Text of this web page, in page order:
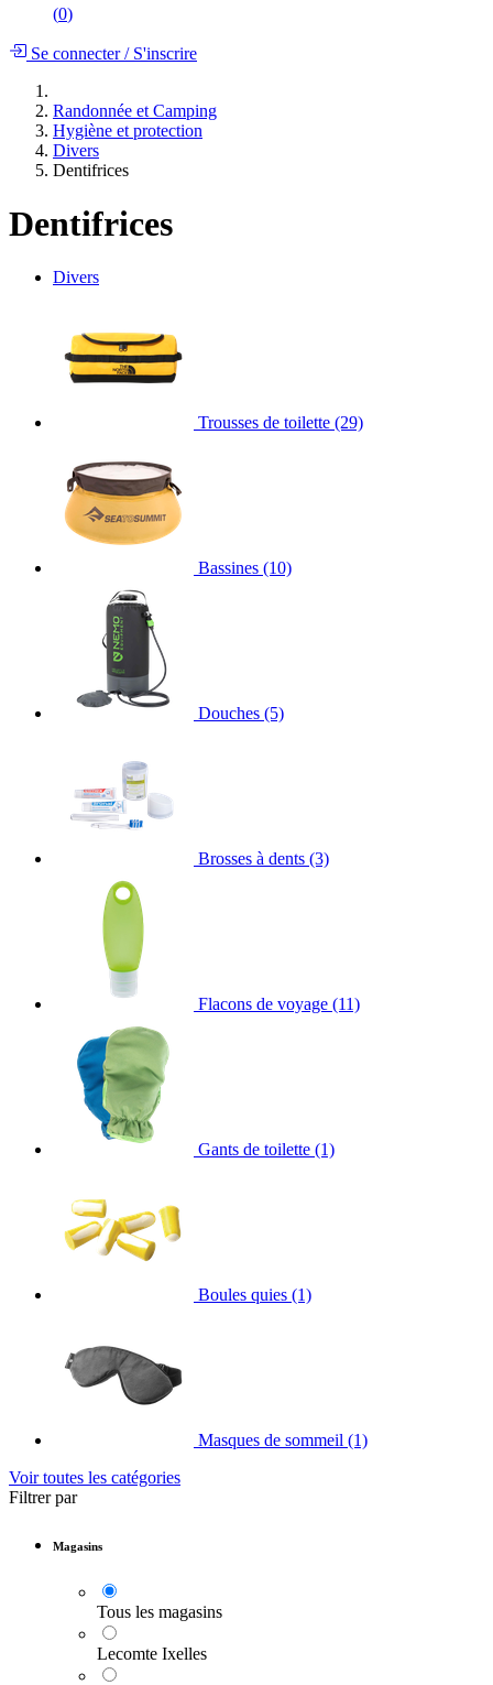
(0)
Se connecter/S'inscrire
Randonnée et Camping
Hygiène et protection
Divers
Dentifrices
Dentifrices
Divers
Trousses de toilette (29)
Bassines (10)
Douches (5)
Brosses à dents (3)
Flacons de voyage (11)
Gants de toilette (1)
Boules quies (1)
Masques de sommeil (1)
Voir toutes les catégories
Filtrer par
Magasins
Tous les magasins
Lecomte Ixelles